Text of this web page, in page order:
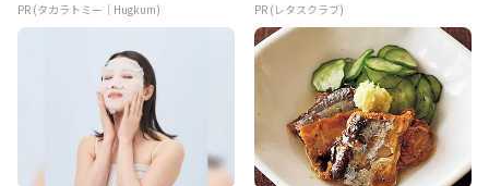
PR (タカラトミー｜Hugkum) PR (レタスクラブ)